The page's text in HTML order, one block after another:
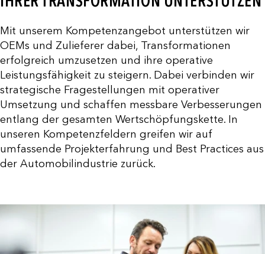
Mit unserem Kompetenzangebot unterstützen wir
OEMs und Zulieferer dabei, Transformationen
erfolgreich umzusetzen und ihre operative
Leistungsfähigkeit zu steigern. Dabei verbinden wir
strategische Fragestellungen mit operativer
Umsetzung und schaffen messbare Verbesserungen
entlang der gesamten Wertschöpfungskette. In
unseren Kompetenzfeldern greifen wir auf
umfassende Projekterfahrung und Best Practices aus
der Automobilindustrie zurück.